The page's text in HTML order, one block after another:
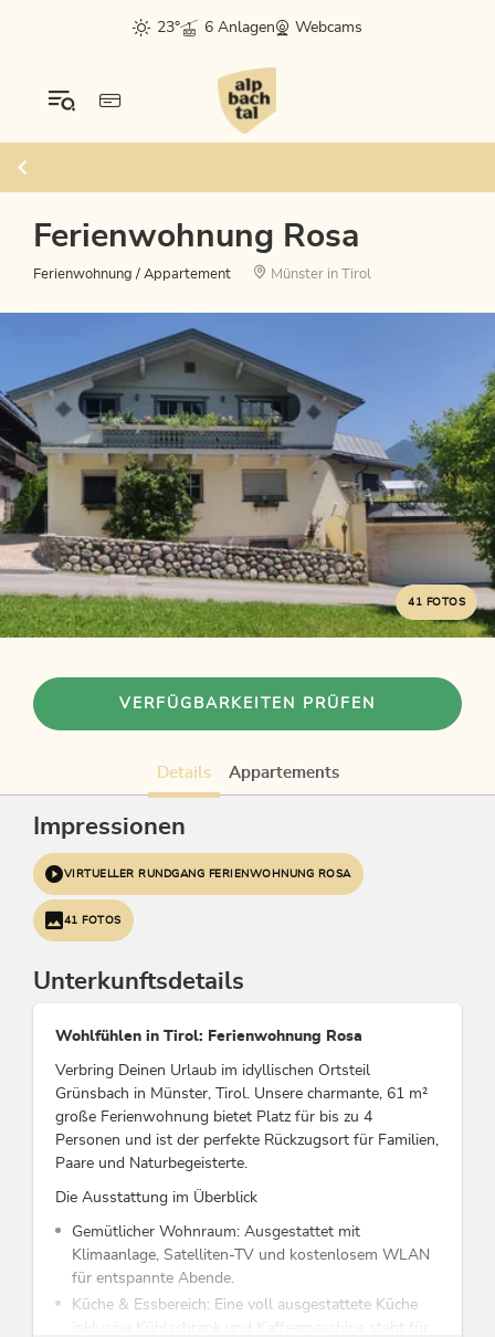
23° 6 Anlagen Webcams
Ferienwohnung Rosa
Ferienwohnung / Appartement Münster in Tirol
41 FOTOS
VERFÜGBARKEITEN PRÜFEN
Details Appartements
Impressionen
VIRTUELLER RUNDGANG FERIENWOHNUNG ROSA
41 FOTOS
Unterkunftsdetails
Wohlfühlen in Tirol: Ferienwohnung Rosa
Verbring Deinen Urlaub im idyllischen Ortsteil
Grünsbach in Münster, Tirol. Unsere charmante, 61 m²
große Ferienwohnung bietet Platz für bis zu 4
Personen und ist der perfekte Rückzugsort für Familien,
Paare und Naturbegeisterte.
Die Ausstattung im Überblick
Gemütlicher Wohnraum: Ausgestattet mit
Klimaanlage, Satelliten-TV und kostenlosem WLAN
für entspannte Abende.
Küche & Essbereich: Eine voll ausgestattete Küche
inklusive Kühlschrank und Kaffeemaschine steht für